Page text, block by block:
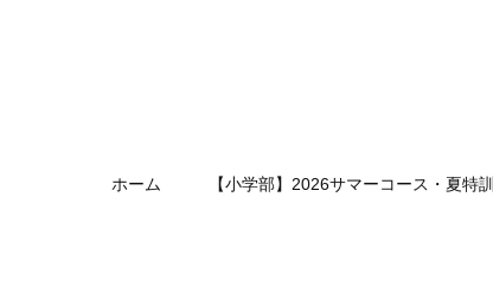
ホーム 【小学部】2026サマーコース・夏特訓